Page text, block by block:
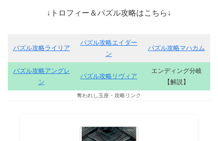
↓トロフィー＆パズル攻略はこちら↓
パズル攻略ライリア
パズル攻略エイダー
ン
パズル攻略マハカム
パズル攻略アングレ
ン
パズル攻略リヴィア
エンディング分岐
【解説】
奪われし玉座・攻略リンク